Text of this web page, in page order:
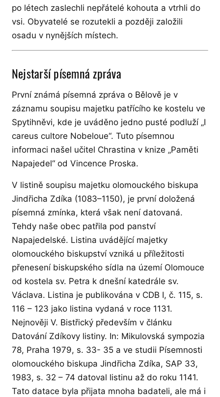
po létech zaslechli nepřátelé kohouta a vtrhli do
vsi. Obyvatelé se rozutekli a později založili
osadu v nynějších místech.
Nejstarší písemná zpráva
První známá písemná zpráva o Bělově je v
záznamu soupisu majetku patřícího ke kostelu ve
Spytihněvi, kde je uváděno jedno pusté podluží „I
careus cultore Nobeloue“. Tuto písemnou
informaci našel učitel Chrastina v knize „Paměti
Napajedel“ od Vincence Proska.
V listině soupisu majetku olomouckého biskupa
Jindřicha Zdíka (1083–1150), je první doložená
písemná zmínka, která však není datovaná.
Tehdy naše obec patřila pod panství
Napajedelské. Listina uvádějící majetky
olomouckého biskupství vzniká u příležitosti
přenesení biskupského sídla na území Olomouce
od kostela sv. Petra k dnešní katedrále sv.
Václava. Listina je publikována v CDB I, č. 115, s.
116 – 123 jako listina vydaná v roce 1131.
Nejnověji V. Bistřický především v článku
Datování Zdíkovy listiny. In: Mikulovská sympozia
78, Praha 1979, s. 33- 35 a ve studii Písemnosti
olomouckého biskupa Jindřicha Zdíka, SAP 33,
1983, s. 32 – 74 datoval listinu až do roku 1141.
Tato datace byla přijata mnoha badateli, ale má i